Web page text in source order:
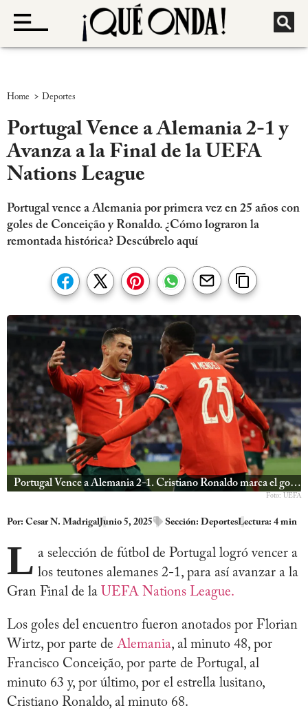
Home > Deportes
Portugal Vence a Alemania 2-1 y
Avanza a la Final de la UEFA
Nations League
Portugal vence a Alemania por primera vez en 25 años con
goles de Conceição y Ronaldo. ¿Cómo lograron la
remontada histórica? Descúbrelo aquí
Portugal Vence a Alemania 2-1. Cristiano Ronaldo marca el gol de la victoria
Foto: UEFA
Por: Cesar N. Madrigal Junio 5, 2025 Sección: DeportesLectura: 4 min
L a selección de fútbol de Portugal logró vencer a
los teutones alemanes 2-1, para así avanzar a la
Gran Final de la UEFA Nations League.
Los goles del encuentro fueron anotados por Florian
Wirtz, por parte de Alemania, al minuto 48, por
Francisco Conceição, por parte de Portugal, al
minuto 63 y, por último, por el estrella lusitano,
Cristiano Ronaldo, al minuto 68.